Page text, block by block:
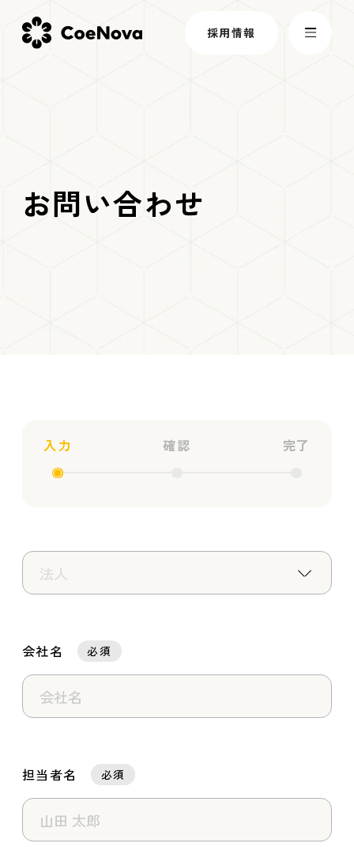
採用情報
お知らせ
お問い合わせ
入力 確認 完了
会社名 必須
担当者名 必須